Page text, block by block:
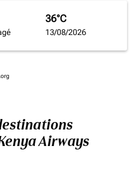
36°C
13/08/2026
Airways